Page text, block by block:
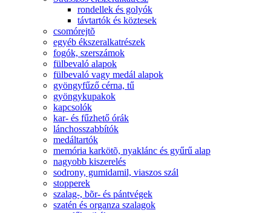
rondellek és golyók
távtartók és köztesek
csomórejtõ
egyéb ékszeralkatrészek
fogók, szerszámok
fülbevaló alapok
fülbevaló vagy medál alapok
gyöngyfűző cérna, tű
gyöngykupakok
kapcsolók
kar- és fűzhető órák
lánchosszabbítók
medáltartók
memória karkötõ, nyaklánc és gyűrű alap
nagyobb kiszerelés
sodrony, gumidamil, viaszos szál
stopperek
szalag-, bõr- és pántvégek
szatén és organza szalagok